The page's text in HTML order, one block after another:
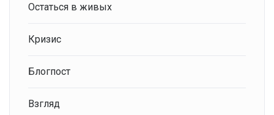
Остаться в живых
Кризис
Блогпост
Взгляд